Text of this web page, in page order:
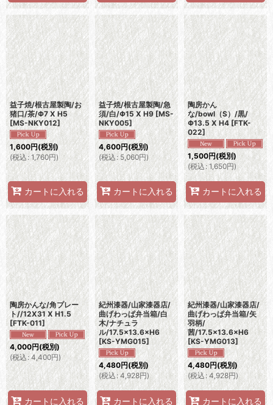
益子焼/根古屋製陶/お
猪口/茶/Φ7 X H5
[MS-NKY012]
1,600円(税別)
(税込 : 1,760円)
カートに入れる
益子焼/根古屋製陶/急
須/白/Φ15 X H9 [MS-
NKY005]
4,600円(税別)
(税込 : 5,060円)
カートに入れる
陶房かん
な/bowl（S）/黒/
Φ13.5 X H4 [FTK-
022]
1,500円(税別)
(税込: 1,650円)
カートに入れる
陶房かんな/角プレー
ト//12X31 X H1.5
[FTK-011]
4,000円(税別)
(税込 : 4,400円)
カートに入れる
紀州漆器/山家漆器店/
曲げわっぱ弁当箱/白
木/ナチュラ
ル/17.5×13.6×H6
[KS-YMG015]
4,480円(税別)
(税込: 4,928円)
カートに入れる
紀州漆器/山家漆器店/
曲げわっぱ弁当箱/矢
羽柄/
茜/17.5×13.6×H6
[KS-YMG013]
4,480円(税別)
(税込: 4,928円)
カートに入れる